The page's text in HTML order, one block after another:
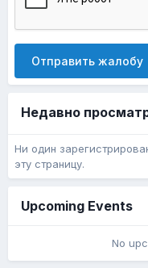
Отправить жалобу
Недавно
Ни один
эту страницу.
Upcoming Events
No